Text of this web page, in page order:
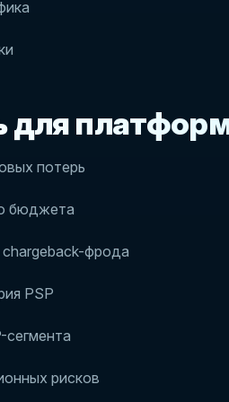
для
потерь
бюджета
фрода
PSP
сегмента
рисков